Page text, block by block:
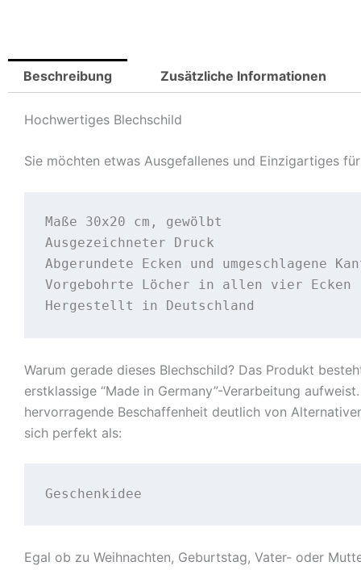
Beschreibung Zusätzliche Informationen
Hochwertiges Blechschild
Sie möchten etwas Ausgefallenes und Einzigartiges
Maße 30x20 cm, gewölbt
Ausgezeichneter Druck
Abgerundete Ecken und umgeschlagene
Vorgebohrte Löcher in allen vier Ecken
Hergestellt in Deutschland
Warum gerade dieses Blechschild? Das Produkt
erstklassige “Made in Germany”-Verarbeitung
hervorragende Beschaffenheit deutlich von
sich perfekt als:
Geschenkidee
Egal ob zu Weihnachten, Geburtstag, Vater- oder